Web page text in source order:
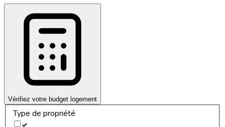
Vérifiez votre budget logement
Type de propriété